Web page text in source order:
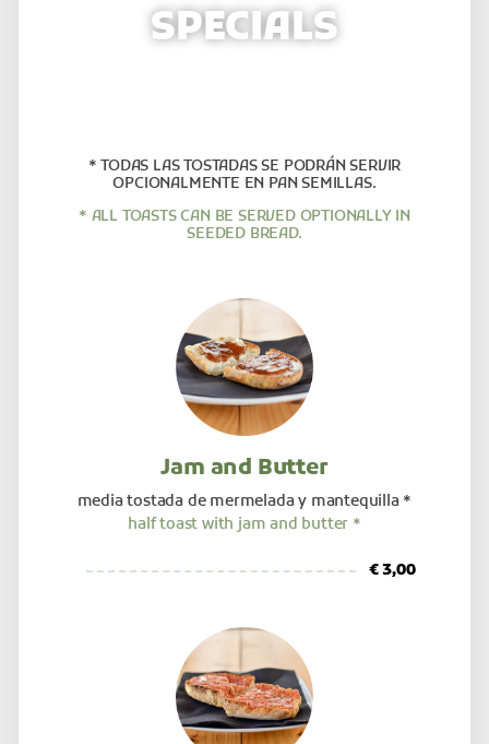
SPECIALS
* TODAS LAS TOSTADAS SE PODRÁN SERVIR
OPCIONALMENTE EN PAN SEMILLAS.
* ALL TOASTS CAN BE SERVED OPTIONALLY IN
SEEDED BREAD.
Jam and Butter
media tostada de mermelada y mantequilla *
half toast with jam and butter *
€ 3,00